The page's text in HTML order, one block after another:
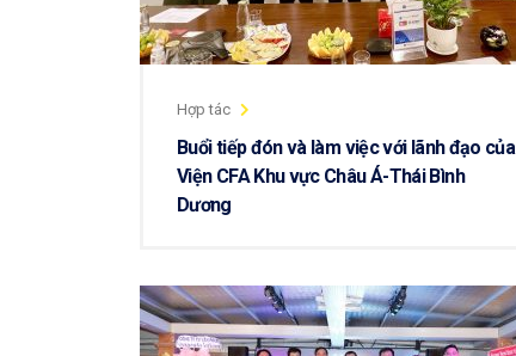
Hợp tác
Buổi tiếp đón và làm việc với lãnh đạo của
Viện CFA Khu vực Châu Á-Thái Bình
Dương